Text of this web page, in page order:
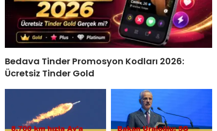
Bedava Tinder Promosyon Kodları 2026:
Ücretsiz Tinder Gold